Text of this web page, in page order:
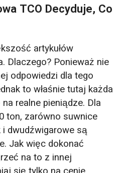
TCO Decyduje, Co
artykułów
Dlaczego? Ponieważ nie
odpowiedzi dla tego
to właśnie tutaj każda
realne pieniądze. Dla
ton, zarówno suwnice
dwudźwigarowe są
Jak więc dokonać
na to z innej